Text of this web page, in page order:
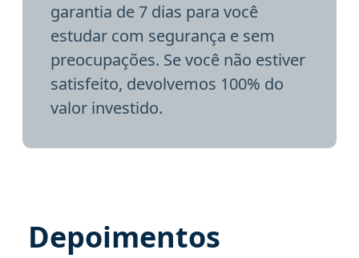
garantia de 7 dias para você
estudar com segurança e sem
preocupações. Se você não estiver
satisfeito, devolvemos 100% do
valor investido.
Depoimentos